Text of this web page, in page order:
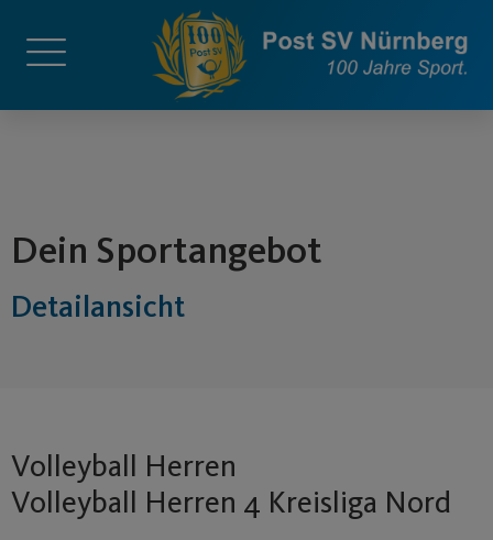
Dein Sportangebot
Detailansicht
Volleyball Herren
Volleyball Herren 4 Kreisliga Nord